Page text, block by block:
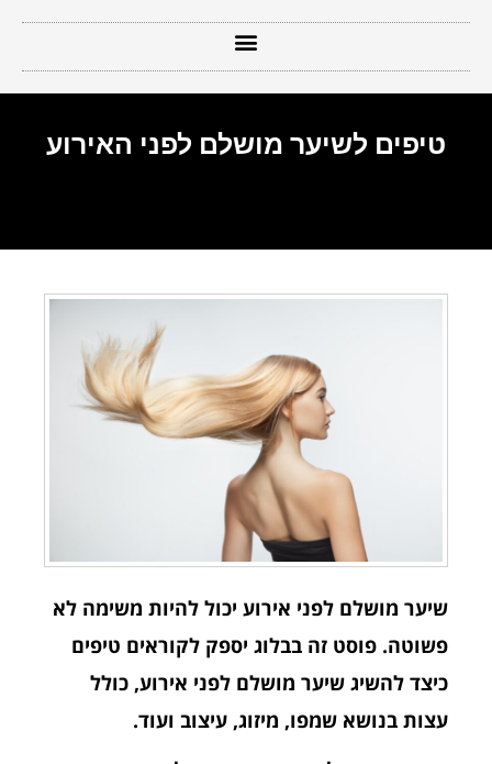
טיפים לשיער מושלם לפני האירוע
שיער מושלם לפני אירוע יכול להיות משימה לא
פשוטה. פוסט זה בבלוג יספק לקוראים טיפים
כיצד להשיג שיער מושלם לפני אירוע, כולל
עצות בנושא שמפו, מיזוג, עיצוב ועוד.